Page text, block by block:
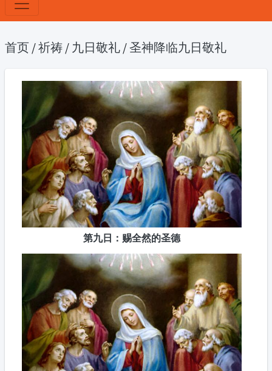
首页 /祈祷 / 九日敬礼 /圣神降临九日敬礼
第九日：赐全然的圣德